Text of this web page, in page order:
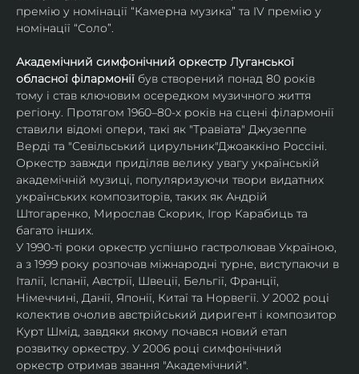
премію у номінації “Камерна музика” та IV премію у
номінації “Соло”.
Академічний симфонічний оркестр Луганської
обласної філармонії був створений понад 80 років
тому і став ключовим осередком музичного життя
регіону. Протягом 1960–80-х років на сцені філармонії
ставили відомі опери, такі як "Травіата" Джузеппе
Верді та "Севільський цирульник"Джоаккіно Россіні.
Оркестр завжди приділяв велику увагу українській
академічній музиці, популяризуючи твори видатних
українських композиторів, таких як Андрій
Штогаренко, Мирослав Скорик, Ігор Карабиць та
багато інших.
У 1990-ті роки оркестр успішно гастролював Україною,
а з 1999 року розпочав міжнародні турне, виступаючи в
Італії, Іспанії, Австрії, Швеції, Бельгії, Франції,
Німеччині, Данії, Японії, Китаї та Норвегії. У 2002 році
колектив очолив австрійський диригент і композитор
Курт Шмід, завдяки якому почався новий етап
розвитку оркестру. У 2006 році симфонічний
оркестр отримав звання "Академічний".